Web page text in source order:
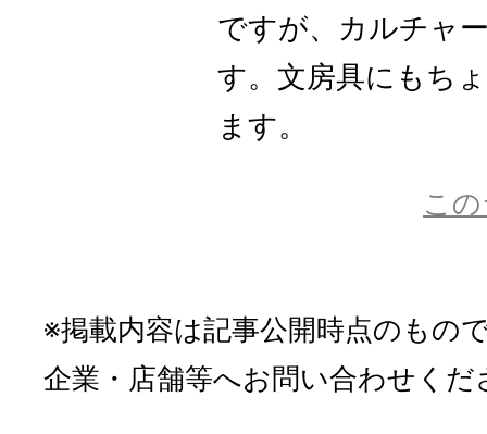
ですが、カルチャ
す。文房具にもち
ます。
こ
※掲載内容は記事公開時点のもの
企業・店舗等へお問い合わせくだ